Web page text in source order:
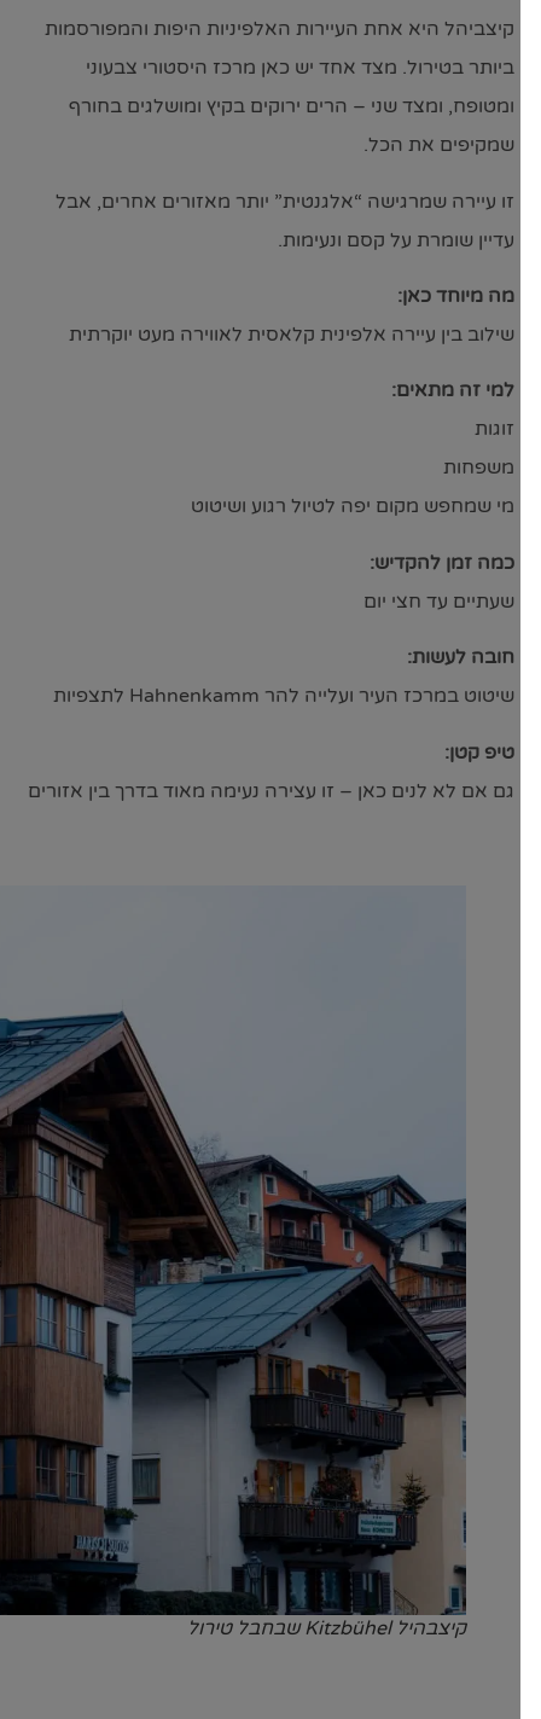
קיצביהל היא אחת העיירות האלפיניות היפות והמפורסמות
ביותר בטירול. מצד אחד יש כאן מרכז היסטורי צבעוני
ומטופח, ומצד שני – הרים ירוקים בקיץ ומושלגים בחורף
שמקיפים את הכל.
זו עיירה שמרגישה “אלגנטית” יותר מאזורים אחרים, אבל
עדיין שומרת על קסם ונעימות.
מה מיוחד כאן:
שילוב בין עיירה אלפינית קלאסית לאווירה מעט יוקרתית
למי זה מתאים:
זוגות
משפחות
מי שמחפש מקום יפה לטיול רגוע ושיטוט
כמה זמן להקדיש:
שעתיים עד חצי יום
חובה לעשות:
שיטוט במרכז העיר ועלייה להר Hahnenkamm לתצפיות
טיפ קטן:
גם אם לא לנים כאן – זו עצירה נעימה מאוד בדרך בין אזורים
קיצבהיל Kitzbühel שבחבל טירול